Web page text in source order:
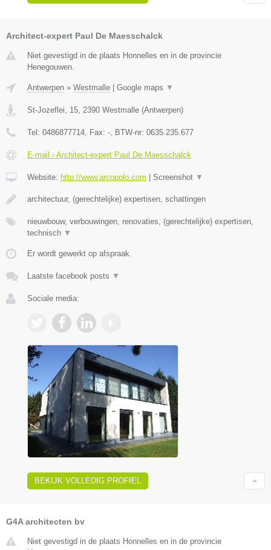
Architect-expert Paul De Maesschalck
Niet gevestigd in de plaats Honnelles en in de provincie
Henegouwen.
Antwerpen » Westmalle Google maps ▼
St-Jozeflei, 15 2390 Westmalle (Antwerpen)
Tel: 0486877714 , Fax: - , BTW-nr: 0635.235.677
E-mail › Architect-expert Paul De Maesschalck
Website: http://www.arcopolo.com Screenshot ▼
architectuur, (gerechtelijke) expertisen, schattingen
nieuwbouw, verbouwingen, renovaties, (gerechtelijke) expertisen,
technisch ▼
Er wordt gewerkt op afspraak.
Laatste facebook posts ▼
Sociale media:
BEKIJK VOLLEDIG PROFIEL
G4A architecten bv
Niet gevestigd in de plaats Honnelles en in de provincie